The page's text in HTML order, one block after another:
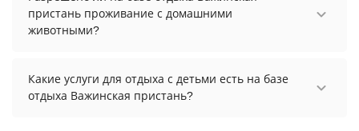
бронированием у менеджера, возможно, услуга
оплачивается отдельно.
пристань проживание с домашними
животными?
запрещено.
Какие услуги для отдыха с детьми есть на базе
отдыха Важинская пристань?